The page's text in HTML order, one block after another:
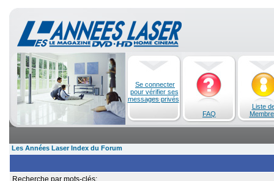
Se connecter
pour vérifier ses
messages privés
FAQ
Liste
Les Années Laser Index du Forum
Recherche par mots-clés: